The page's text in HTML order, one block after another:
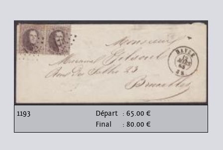
1193 Départ : 65.00 €
Final
: 80.00 €